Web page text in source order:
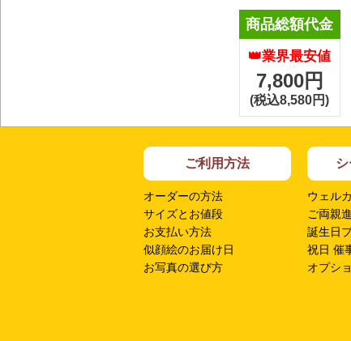
商品総額代金
👑業界最安値
7,800円
(税込8,580円)
ご利用方法
オーダーの方法
サイズとお値段
お支払い方法
似顔絵のお届け日
お写真の選び方
ウェル
ご両親
誕生日
祝日 催
オプシ